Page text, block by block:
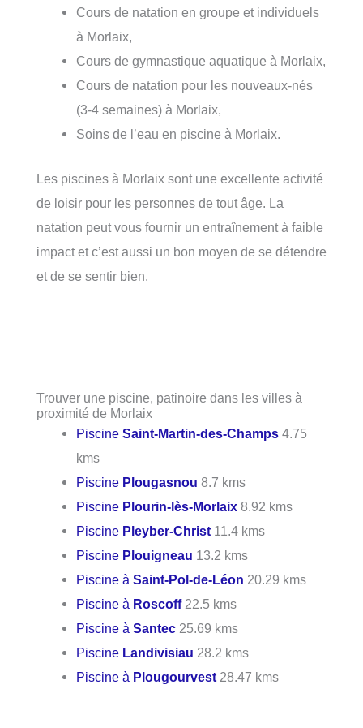
Cours de natation en groupe et individuels
à Morlaix,
Cours de gymnastique aquatique à Morlaix,
Cours de natation pour les nouveaux-nés
(3-4 semaines) à Morlaix,
Soins de l’eau en piscine à Morlaix.
Les piscines à Morlaix sont une excellente activité
de loisir pour les personnes de tout âge. La
natation peut vous fournir un entraînement à faible
impact et c’est aussi un bon moyen de se détendre
et de se sentir bien.
Trouver une piscine, patinoire dans les villes à
proximité de Morlaix
PiscineSaint-Martin-des-Champs 4.75
kms
Piscine Plougasnou 8.7 kms
Piscine Plourin-lès-Morlaix 8.92 kms
Piscine Pleyber-Christ 11.4 kms
Piscine Plouigneau 13.2 kms
Piscine àSaint-Pol-de-Léon 20.29 kms
Piscine à Roscoff22.5 kms
Piscine àSantec 25.69 kms
Piscine Landivisiau 28.2 kms
Piscine à Plougourvest 28.47 kms